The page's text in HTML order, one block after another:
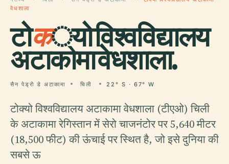
वेधशाला
टोक्यो विश्वविद्यालय
अटाकामा वेधशाला.
सैन पेड्रो डे अटाकामा चिली 22° S · 67° W
टोक्यो विश्वविद्यालय अटाकामा वेधशाला (टीएओ) चिली
के अटाकामा रेगिस्तान में सेरो चाजनंटोर पर 5,640 मीटर
(18,500 फीट) की ऊंचाई पर स्थित है, जो इसे दुनिया की
सबसे ऊ